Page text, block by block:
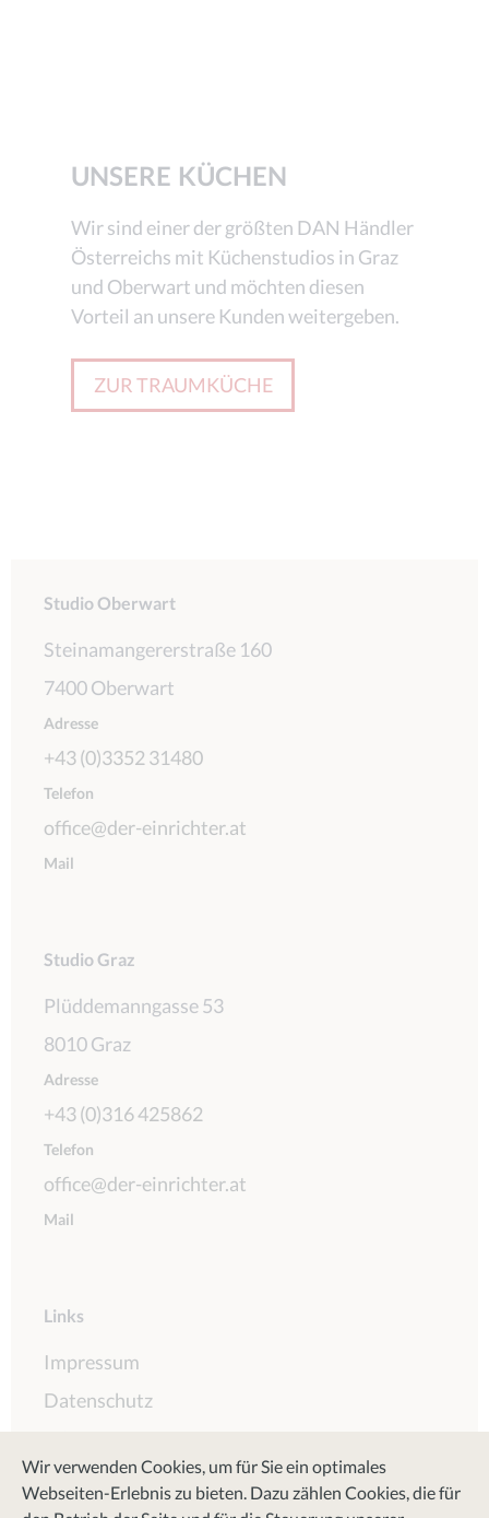
Wir verwenden Cookies, um für Sie ein optimales
Webseiten-Erlebnis zu bieten. Dazu zählen Cookies, die für
UNSERE KÜCHEN
Wir sind einer der größten DAN Händler
Österreichs mit Küchenstudios in Graz
und Oberwart und möchten diesen
Vorteil an unsere Kunden weitergeben.
ZUR TRAUMKÜCHE
Studio Oberwart
Steinamangererstraße 160
7400 Oberwart
Adresse
+43 (0)3352 31480
Telefon
office@der-einrichter.at
Mail
Studio Graz
Plüddemanngasse 53
8010 Graz
Adresse
+43 (0)316 425862
Telefon
office@der-einrichter.at
Mail
Links
Impressum
Datenschutz